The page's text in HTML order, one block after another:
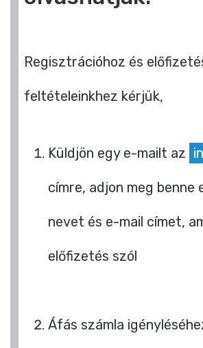
Regisztrációhoz és
feltételeinkhez kérjük,
Küldjön egy e-mailt az
címre, adjon meg benne
nevet és e-mail címet,
előfizetés szól
Áfás számla